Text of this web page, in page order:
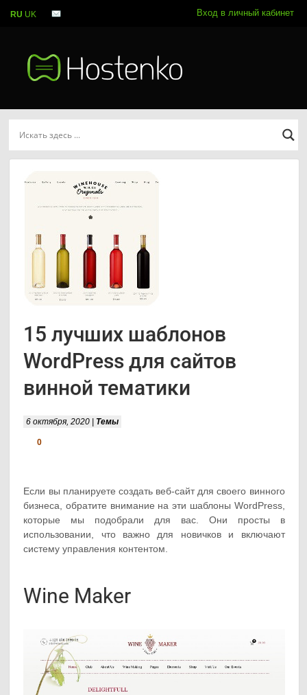
Вход в личный кабинет
15 лучших шаблонов
WordPress для сайтов
винной тематики
6 октября, 2020 | Темы
0
Если вы планируете создать веб-сайт для своего винного
бизнеса, обратите внимание на эти шаблоны WordPress,
которые мы подобрали для вас. Они просты в
использовании, что важно для новичков и включают
систему управления контентом.
Wine Maker
RU UK